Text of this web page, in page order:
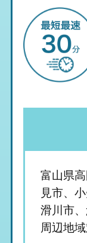
富山県
見市、
滑川市
周辺地